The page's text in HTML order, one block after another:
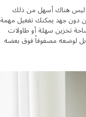
هناك أسهل من ذلك
جهد يمكنك تفعيل مهمة
سهلة أو طاولات
لوضعه مصفوفاً فوق بعضه